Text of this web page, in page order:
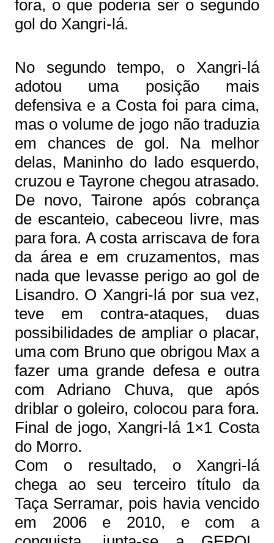
fora, o que poderia ser o segundo
gol do Xangri-lá.
No segundo tempo, o Xangri-lá
adotou uma posição mais
defensiva e a Costa foi para cima,
mas o volume de jogo não traduzia
em chances de gol. Na melhor
delas, Maninho do lado esquerdo,
cruzou e Tayrone chegou atrasado.
De novo, Tairone após cobrança
de escanteio, cabeceou livre, mas
para fora. A costa arriscava de fora
da área e em cruzamentos, mas
nada que levasse perigo ao gol de
Lisandro. O Xangri-lá por sua vez,
teve em contra-ataques, duas
possibilidades de ampliar o placar,
uma com Bruno que obrigou Max a
fazer uma grande defesa e outra
com Adriano Chuva, que após
driblar o goleiro, colocou para fora.
Final de jogo, Xangri-lá 1×1 Costa
do Morro.
Com o resultado, o Xangri-lá
chega ao seu terceiro título da
Taça Serramar, pois havia vencido
em 2006 e 2010, e com a